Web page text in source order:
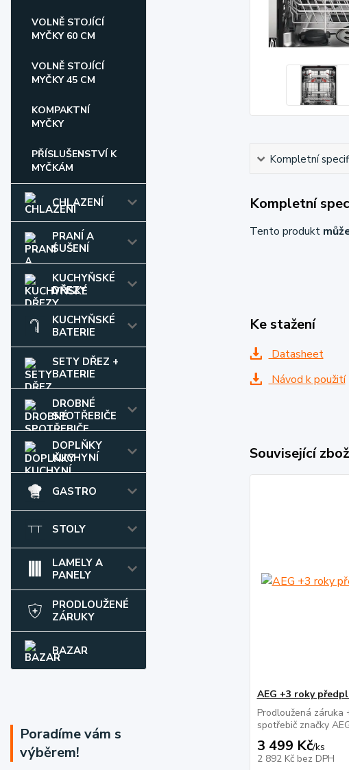
VOLNĚ STOJÍCÍ
MYČKY 60 CM
VOLNĚ STOJÍCÍ
MYČKY 45 CM
KOMPAKTNÍ
MYČKY
PŘÍSLUŠENSTVÍ K
MYČKÁM
CHLAZENÍ
PRANÍ A
SUŠENÍ
KUCHYŇSKÉ
DŘEZY
KUCHYŇSKÉ
BATERIE
SETY DŘEZ +
BATERIE
DROBNÉ
SPOTŘEBIČE
DOPLŇKY
KUCHYNÍ
GASTRO
STOLY
LAMELY A
PANELY
PRODLOUŽENÉ
ZÁRUKY
BAZAR
Poradíme vám s
výběrem!
Kompletní
Kompletní
Tento produkt
Ke stažení
Datasheet
Návod k použití
Související
AEG +3 roky
Prodloužená záruka
spotřebič značky
3 499 Kč/ks
2 892 Kč bez DPH